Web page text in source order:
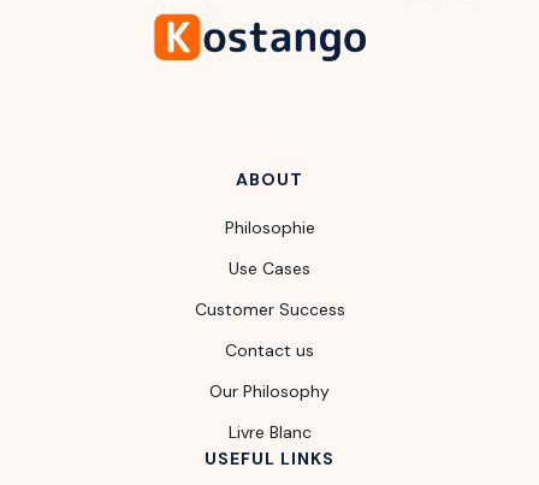
ABOUT
Philosophie
Use Cases
Customer Success
Contact us
Our Philosophy
Livre Blanc
USEFUL LINKS